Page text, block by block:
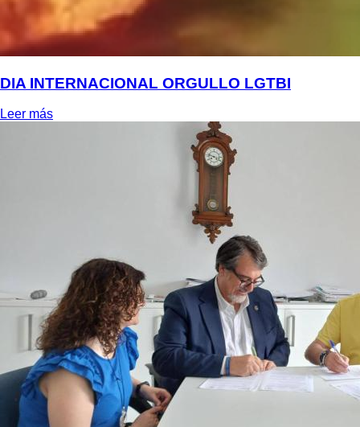
DIA INTERNACIONAL ORGULLO LGTBI
Leer más